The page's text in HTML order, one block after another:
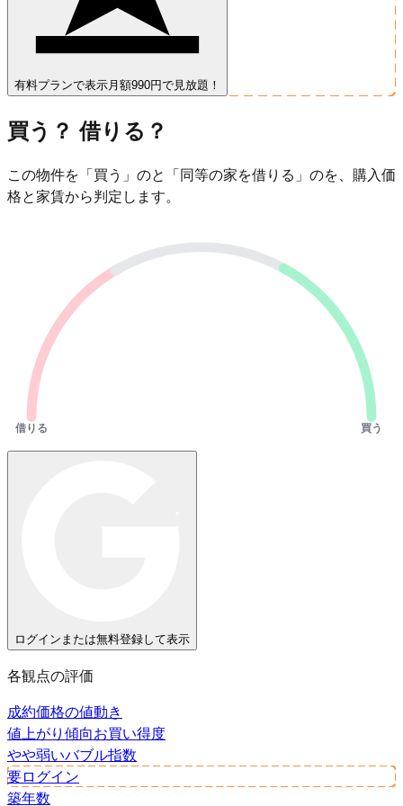
有料プランで表示 月額990円で見放題！
買う？ 借りる？
この物件を「買う」のと「同等の家を借りる」のを、購入価
格と家賃から判定します。
借りる 買う
ログインまたは無料登録して表示
各観点の評価
成約価格の値動き
値上がり傾向お買い得度
やや弱いバブル指数
要ログイン
築年数